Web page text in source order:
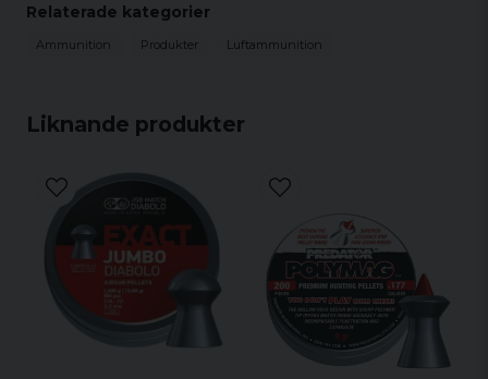
Liknande produkter
Kulvikt
Form
Kaliber
Relaterade kategorier
Ammunition Produkter Luftammunition